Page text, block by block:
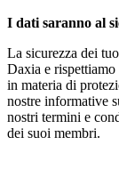
I dati saranno al
La sicurezza dei
Daxia e rispettiamo
in materia di
nostre informative
nostri termini e
dei suoi membri.